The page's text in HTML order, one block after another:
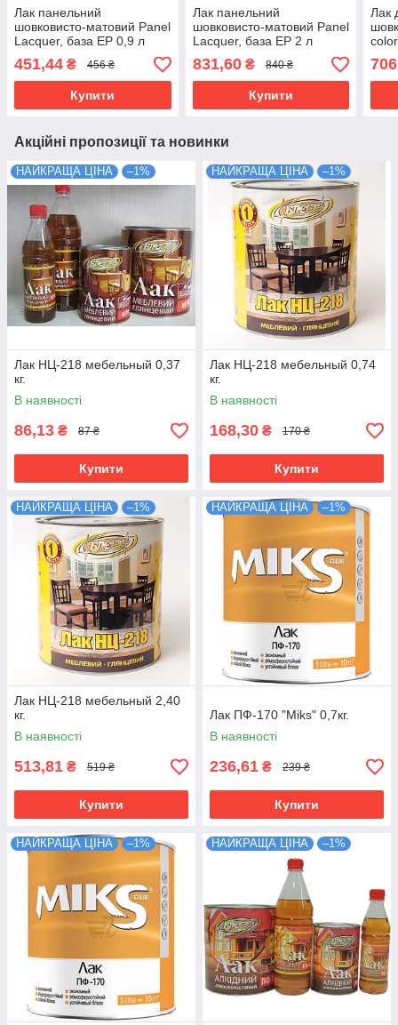
Лак панельний
шовковисто-матовий Panel
Lacquer, база ЕP 0,9 л
KOLORIT
451,44 ₴ 456 ₴
Купити
Лак панельний
шовковисто-матовий Panel
Lacquer, база ЕP 2 л
KOLORIT
831,60₴ 840 ₴
Купити
Лак
Акційні пропозиції та новинки
НАЙКРАЩА ЦІНА –1%
Лак НЦ-218 мебельный 0,37
кг.
В наявності
86,13 ₴ 87 ₴
Купити
НАЙКРАЩА ЦІНА –1%
Лак НЦ-218 мебельный 0,74
кг.
В наявності
168,30 ₴ 170 ₴
Купити
НАЙКРАЩА ЦІНА –1%
Лак НЦ-218 мебельный 2,40
кг.
В наявності
513,81 ₴ 519 ₴
Купити
НАЙКРАЩА ЦІНА –1%
Лак ПФ-170 "Miks" 0,7кг.
В наявності
236,61 ₴ 239 ₴
Купити
НАЙКРАЩА ЦІНА –1% НАЙКРАЩА ЦІНА –1%